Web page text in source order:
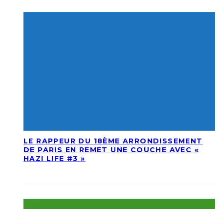
LE RAPPEUR DU 18ÈME ARRONDISSEMENT
DE PARIS EN REMET UNE COUCHE AVEC «
HAZI LIFE #3 »